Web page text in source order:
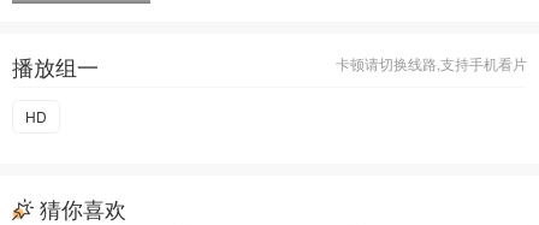
卡顿请切换线路,支持手机看片
播放组一
HD
猜你喜欢